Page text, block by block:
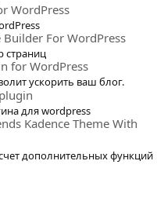
WordPress
Builder For WordPress
страниц
for WordPress
ускорить ваш блог.
для wordpress
Kadence Theme With
дополнительных функций